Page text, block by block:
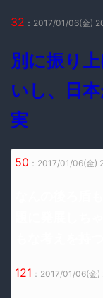
32 ：2017/01/06(金)
別に振り
いし、日
実
50 ：2017/01/06(金)
121 ：2017/01/06(